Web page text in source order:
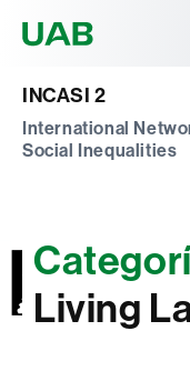
INCASI 2
International
Social Inequalities
Living